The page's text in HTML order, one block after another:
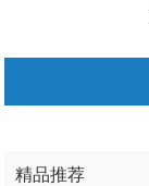
精品推荐